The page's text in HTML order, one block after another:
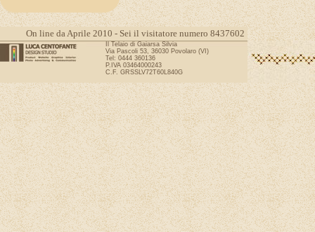
On line da Aprile 2010 - Sei il visitatore numero 8437602
Il Telaio di Gaiarsa Silvia
Via Pascoli 53, 36030 Povolaro (VI)
Tel: 0444 360136
P.IVA 03464000243
C.F. GRSSLV72T60L840G